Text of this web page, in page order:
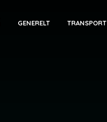
GENERELT TRANSPORT